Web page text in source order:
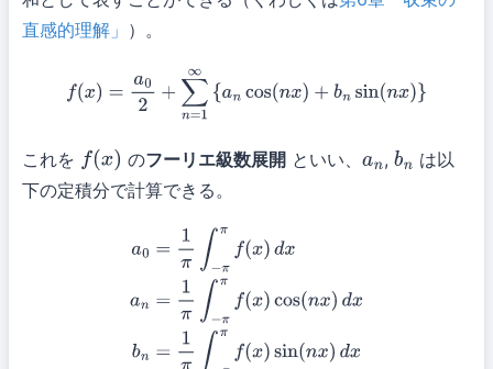
直感的理解」 ）。
=a0 + ∑n=1 ∞ cos( )+ b nsin n )}
これを f(x) のフーリエ級数展開といい、 an, bn は以
下の定積分で計算できる。
dx π π x)cos(nx